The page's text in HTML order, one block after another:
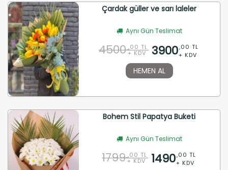
Çardak güller ve sarı laleler
Aynı Gün Teslimat
4500 ,00 TL
+ KDV 3900,00 TL
+ KDV
HEMEN AL
Bohem Stil Papatya Buketi
Aynı Gün Teslimat
1799 ,00 TL
+ KDV 1490,00 TL
+ KDV